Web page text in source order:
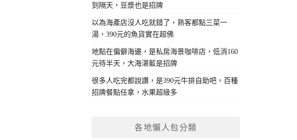
到隔天，豆漿也是招牌
以為海產店沒人吃就錯了，熟客都點三菜一
湯，390元的魚貨實在超佛
地點在偏僻海邊，是私房海景咖啡店，低消160
元待半天，大海湛藍是招牌
很多人吃完都說讚，是390元牛排自助吧，百種
招牌餐點任拿，水果超級多
各地懶人包分類